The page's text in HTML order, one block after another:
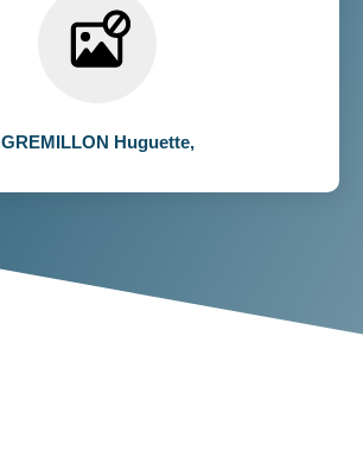
GREMILLON Huguette,